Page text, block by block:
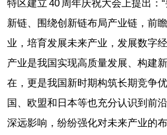
特区建立 40 周年庆祝大会上提出：
新链、围绕创新链布局产业链，前
业，培育发展未来产业，发展数字
产业是我国实现高质量发展、构建
在，更是我国新时期构筑长期竞争
国、欧盟和日本等也充分认识到前
深远影响，纷纷强化对未来产业的